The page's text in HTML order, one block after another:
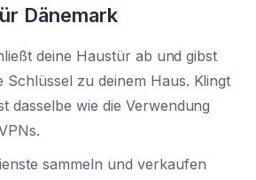
Dänemark
deine Haustür ab und gibst
Schlüssel zu deinem Haus. Klingt
dasselbe wie die Verwendung
sammeln und verkaufen